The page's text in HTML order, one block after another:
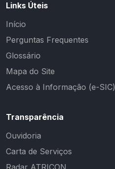
Links Úteis
Início
Perguntas Frequentes
Glossário
Mapa do Site
Acesso à Informação (e-SIC)
Transparência
Ouvidoria
Carta de Serviços